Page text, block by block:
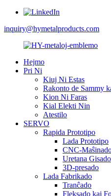
inquiry@hymetalproducts.com
Hejmo
Pri Ni
Kiuj Ni Estas
Rakonto de Sammy
Kion Ni Faras
Kial Elekti Nin
Atestilo
SERVO
Rapida Prototipo
Lada Prototipo
CNC-
Uretana Gisado
3D-presado
Lada Fabrikado
Tranĉado
Fleksado kaj